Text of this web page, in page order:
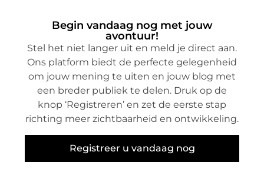
Begin vandaag nog met jouw
avontuur!
Stel het niet langer uit en meld je direct aan.
Ons platform biedt de perfecte gelegenheid
om jouw mening te uiten en jouw blog met
een breder publiek te delen. Druk op de
knop ‘Registreren’ en zet de eerste stap
richting meer zichtbaarheid en ontwikkeling.
Registreer u vandaag nog